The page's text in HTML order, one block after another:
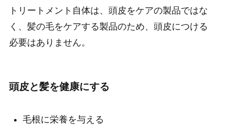
トリートメント自体は、頭皮をケアの製品ではな
く、髪の毛をケアする製品のため、頭皮につける
必要はありません。
頭皮と髪を健康にする
毛根に栄養を与える